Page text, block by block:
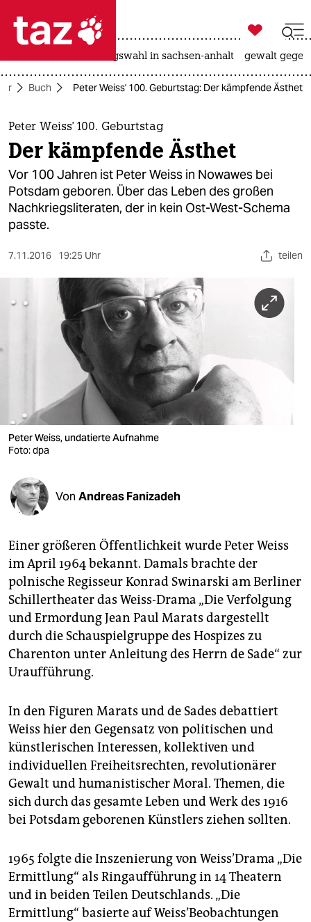
 taz zahl ich
taz zahl ich
themen
politik
öko
gesellschaft
kultur
sport
verlag
verlag
shop
fragen & hilfe
unterstützen
abo
genossenschaft
epaper login

taz zahl ich
landtagswahl in sachsen-anhalt gewalt
Buch Peter Weiss' 100. Geburtstag: Der kämpfende Ästhet
Peter Weiss' 100. Geburtstag
Der kämpfende Ästhet
Vor 100 Jahren ist Peter Weiss in Nowawes bei
Potsdam geboren. Über das Leben des großen
Nachkriegsliteraten, der in kein Ost-West-Schema
passte.
7.11.2016 19:25 Uhr teilen
Peter Weiss, undatierte Aufnahme
Foto: dpa
Von Andreas Fanizadeh
Einer größeren Öffentlichkeit wurde Peter Weiss
im April 1964 bekannt. Damals brachte der
polnische Regisseur Konrad Swinarski am Berliner
Schillertheater das Weiss-Drama „Die Verfolgung
und Ermordung Jean Paul Marats dargestellt
durch die Schauspielgruppe des Hospizes zu
Charenton unter Anleitung des Herrn de Sade“ zur
Uraufführung.
In den Figuren Marats und de Sades debattiert
Weiss hier den Gegensatz von politischen und
künstlerischen Interessen, kollektiven und
individuellen Freiheitsrechten, revolutionärer
Gewalt und humanistischer Moral. Themen, die
sich durch das gesamte Leben und Werk des 1916
bei Potsdam geborenen Künstlers ziehen sollten.
1965 folgte die Inszenierung von Weiss’Drama „Die
Ermittlung“ als Ringaufführung in 14 Theatern
und in beiden Teilen Deutschlands. „Die
Ermittlung“ basierte auf Weiss’Beobachtungen